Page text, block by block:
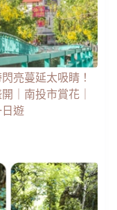
亮蔓延太吸睛！
｜南投市賞花｜
日遊